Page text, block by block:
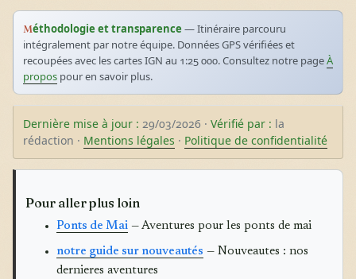
Méthodologie et transparence — Itinéraire parcouru
intégralement par notre équipe. Données GPS vérifiées et
recoupées avec les cartes IGN au 1:25 000. Consultez notre pageÀ
propos pour en savoir plus.
Dernière mise à jour : 29/03/2026 · Vérifié par : la
rédaction · Mentions légales · Politique de confidentialité
Pour aller plus loin
Ponts de Mai — Aventures pour les ponts de mai
notre guide sur nouveautés — Nouveautes : nos
dernieres aventures